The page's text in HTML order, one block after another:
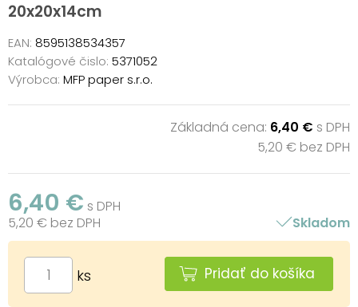
20x20x14cm
EAN: 8595138534357
Katalógové čislo: 5371052
Výrobca: MFP paper s.r.o.
Základná cena: 6,40 € s DPH
5,20 € bez DPH
6,40 € s DPH
5,20 € bez DPH
Skladom
ks Pridať do košíka